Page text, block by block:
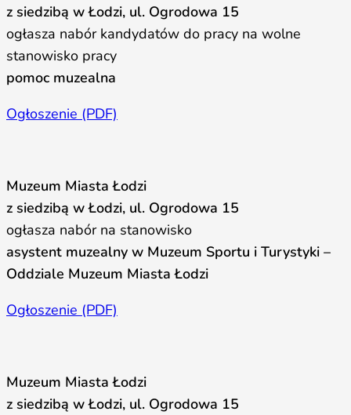
z siedzibą w Łodzi, ul. Ogrodowa 15
ogłasza nabór kandydatów do pracy na wolne
stanowisko pracy
pomoc muzealna
Ogłoszenie (PDF)
Muzeum Miasta Łodzi
z siedzibą w Łodzi, ul. Ogrodowa 15
ogłasza nabór na stanowisko
asystent muzealny w Muzeum Sportu i Turystyki –
Oddziale Muzeum Miasta Łodzi
Ogłoszenie (PDF)
Muzeum Miasta Łodzi
z siedzibą w Łodzi, ul. Ogrodowa 15